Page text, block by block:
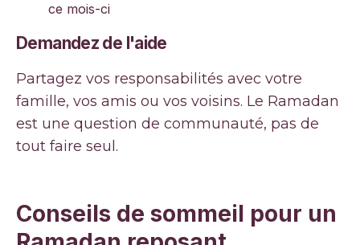
ce mois-ci
Demandez de l'aide
Partagez vos responsabilités avec votre
famille, vos amis ou vos voisins. Le Ramadan
est une question de communauté, pas de
tout faire seul.
Conseils de sommeil pour un